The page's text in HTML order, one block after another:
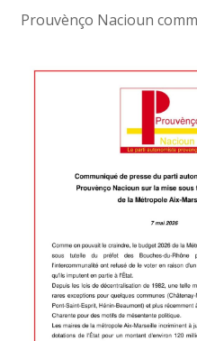
Prouvènço Nacioun